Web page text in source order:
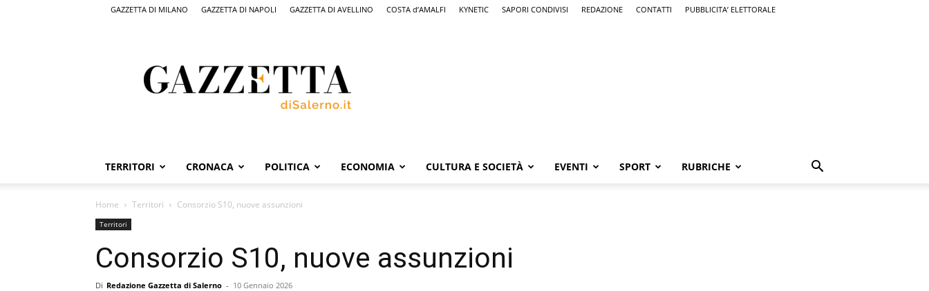
GAZZETTA DI MILANO GAZZETTA DI NAPOLI GAZZETTA DI AVELLINO COSTA d’AMALFI KYNETIC SAPORI CONDIVISI REDAZIONE CONTATTI PUBBLICITA’ ELETTORALE
Salerno,
il
quotidiano
Salerno
TERRITORI CRONACA POLITICA ECONOMIA CULTURA E SOCIETÀ EVENTI SPORT RUBRICHE
Home Territori Consorzio S10, nuove assunzioni
Territori
Consorzio S10, nuove assunzioni
Di Redazione Gazzetta di Salerno - 10 Gennaio 2026